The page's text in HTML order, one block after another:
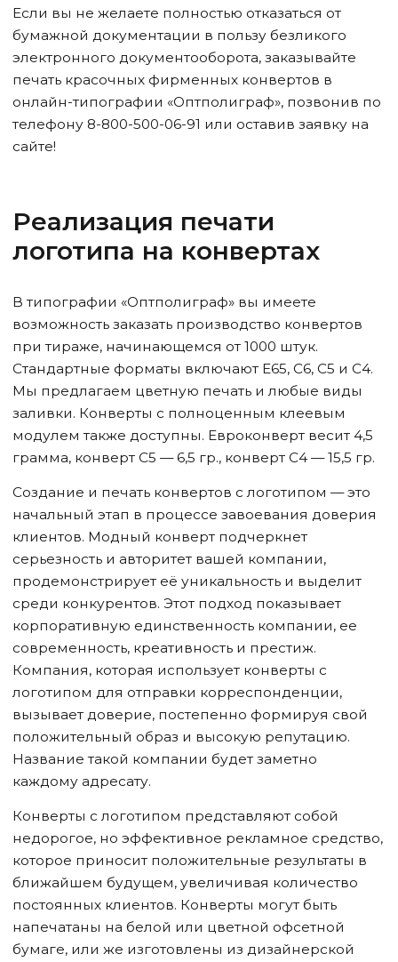
Если вы не желаете полностью отказаться от
бумажной документации в пользу безликого
электронного документооборота, заказывайте
печать красочных фирменных конвертов в
онлайн-типографии «Оптполиграф», позвонив по
телефону 8-800-500-06-91 или оставив заявку на
сайте!
Реализация печати
логотипа на конвертах
В типографии «Оптполиграф» вы имеете
возможность заказать производство конвертов
при тираже, начинающемся от 1000 штук.
Стандартные форматы включают Е65, С6, С5 и С4.
Мы предлагаем цветную печать и любые виды
заливки. Конверты с полноценным клеевым
модулем также доступны. Евроконверт весит 4,5
грамма, конверт С5 — 6,5 гр., конверт С4 — 15,5 гр.
Создание и печать конвертов с логотипом — это
начальный этап в процессе завоевания доверия
клиентов. Модный конверт подчеркнет
серьезность и авторитет вашей компании,
продемонстрирует её уникальность и выделит
среди конкурентов. Этот подход показывает
корпоративную единственность компании, ее
современность, креативность и престиж.
Компания, которая использует конверты с
логотипом для отправки корреспонденции,
вызывает доверие, постепенно формируя свой
положительный образ и высокую репутацию.
Название такой компании будет заметно
каждому адресату.
Конверты с логотипом представляют собой
недорогое, но эффективное рекламное средство,
которое приносит положительные результаты в
ближайшем будущем, увеличивая количество
постоянных клиентов. Конверты могут быть
напечатаны на белой или цветной офсетной
бумаге, или же изготовлены из дизайнерской